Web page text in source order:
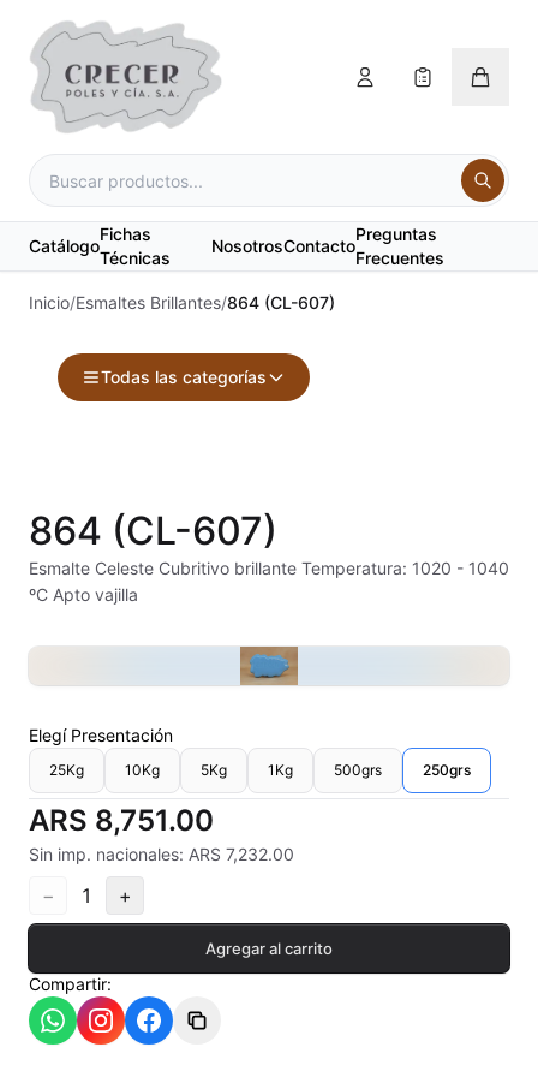
Catálogo
Fichas
Técnicas
NosotrosContacto
Preguntas
Frecuentes
Inicio/Esmaltes Brillantes/864 (CL-607)
Todas las categorías
Alambre Kanthal
Conos pirometricos Orton
Contramoldes
Crisoles refractarios
Engobes
Esmaltes Artisticos
864 (CL-607)
Esmalte Celeste Cubritivo brillante Temperatura: 1020 - 1040
ºC Apto vajilla
Elegí Presentación
25Kg 10Kg 5Kg 1Kg 500grs 250grs
ARS 8,751.00
Sin imp. nacionales: ARS 7,232.00
− 1 +
Agregar al carrito
Compartir: